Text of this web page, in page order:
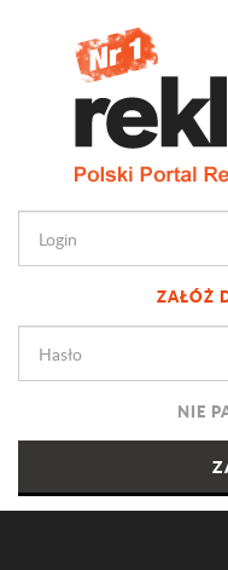
ZAŁÓŻ
NIE